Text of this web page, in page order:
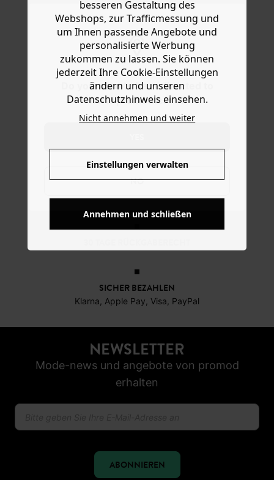
Do you want to be redirected to
www.promod.com ?
NO
kommen in Einheitsgröße. Nur für Ohrlöcher geeignet.
Eine schöne Geschenkidee.
Ab 60€*
SICHER BEZAHLEN
Klarna, Apple Pay, Visa, PayPal
NEWSLETTER
Mode-news und angebote von promod
erhalten
ABONNIEREN
besseren Gestaltung des
Webshops, zur Trafficmessung und
um Ihnen passende Angebote und
personalisierte Werbung
zukommen zu lassen. Sie können
jederzeit Ihre Cookie-Einstellungen
ändern und unseren
Datenschutzhinweis einsehen.
Nicht annehmen und weiter
Einstellungen verwalten
Annehmen und schließen